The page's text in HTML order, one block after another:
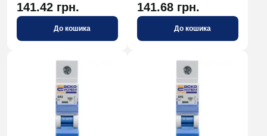
141.42 грн.
До кошика
141.68 грн.
До кошика